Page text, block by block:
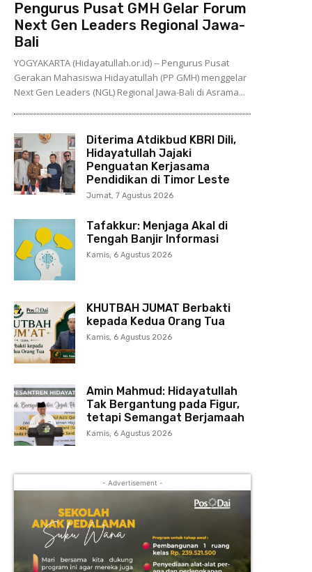
Pengurus Pusat GMH Gelar Forum
Next Gen Leaders Regional Jawa-
Bali
YOGYAKARTA (Hidayatullah.or.id) -- Pengurus Pusat
Gerakan Mahasiswa Hidayatullah (PP GMH) menggelar
Next Gen Leaders (NGL) Regional Jawa-Bali di Asrama...
Diterima Atdikbud KBRI Dili,
Hidayatullah Jajaki
Penguatan Kerjasama
Pendidikan di Timor Leste
Jumat, 7 Agustus 2026
Tafakkur: Menjaga Akal di
Tengah Banjir Informasi
Kamis, 6 Agustus 2026
KHUTBAH JUMAT Berbakti
kepada Kedua Orang Tua
Kamis, 6 Agustus 2026
Amin Mahmud: Hidayatullah
Tak Bergantung pada Figur,
tetapi Semangat Berjamaah
Kamis, 6 Agustus 2026
- Advertisement -